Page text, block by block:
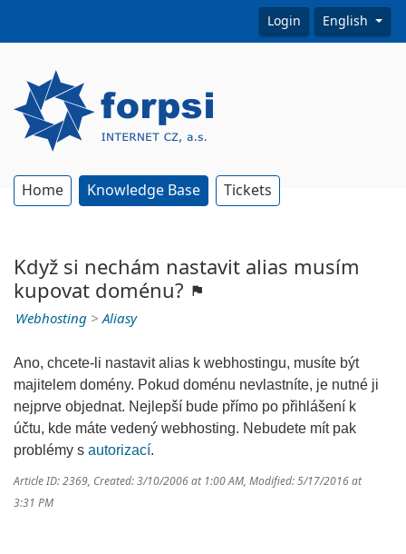
Login English
Home Knowledge Base Tickets
Když si nechám nastavit alias musím
kupovat doménu?
Webhosting >Aliasy
Ano, chcete-li nastavit alias k webhostingu, musíte být
majitelem domény. Pokud doménu nevlastníte, je nutné ji
nejprve objednat. Nejlepší bude přímo po přihlášení k
účtu, kde máte vedený webhosting. Nebudete mít pak
problémy s autorizací.
Article ID: 2369, Created: 3/10/2006 at 1:00 AM, Modified: 5/17/2016 at
3:31 PM